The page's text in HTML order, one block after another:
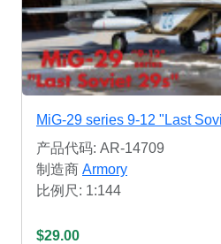
MiG-29 series 9-12 "Last
产品代码: AR-14709
制造商 Armory
比例尺: 1:144
$29.00